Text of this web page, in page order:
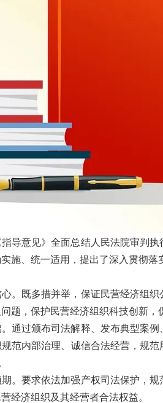
导意见》全面总结人民法院审判
施、统一适用，提出了深入贯彻
。既多措并举，保证民营经济组
题，保护民营经济组织科技创新，
通过颁布司法解释、发布典型案
范内部治理、诚信合法经营，规
。要求依法加强产权司法保护，
经济组织及其经营者合法权益。